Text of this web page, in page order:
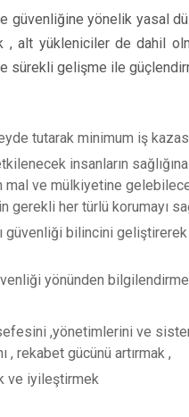
güvenliğine yönelik yasal
, alt yükleniciler de dahil
sürekli gelişme ile
tutarak minimum iş
insanların
mal ve mülkiyetine
gerekli her türlü korumayı
güvenliği bilincini
yönünden
,yönetimlerini ve
, rekabet gücünü artırmak ,
ve iyileştirmek